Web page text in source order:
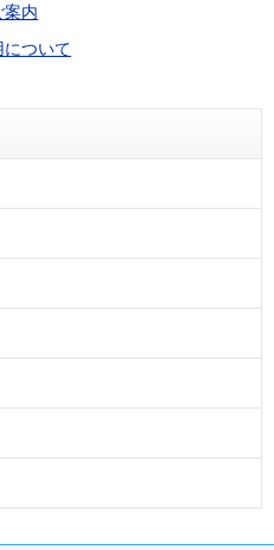
案内
について